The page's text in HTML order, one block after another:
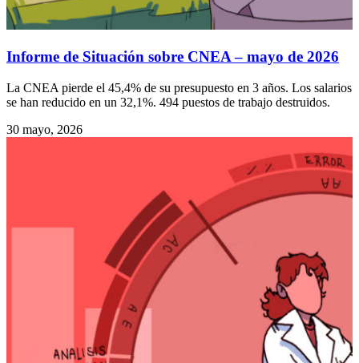
Informe de Situación sobre CNEA – mayo de 2026
La CNEA pierde el 45,4% de su presupuesto en 3 años. Los salarios
se han reducido en un 32,1%. 494 puestos de trabajo destruidos.
30 mayo, 2026